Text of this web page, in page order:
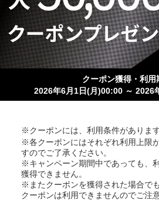
クーポン獲得・利用
2026年6月1日(月)00:00 ～ 2026
※クーポンには、利用条件がありま
※各クーポンにはそれぞれ利用上限
すのでご了承ください。
※キャンペーン期間中であっても、
獲得できません。
※またクーポンを獲得された場合で
クーポンは利用できませんのでご注